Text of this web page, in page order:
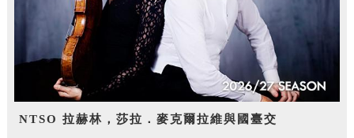
NTSO 拉赫林，莎拉．麥克爾拉維與國臺交